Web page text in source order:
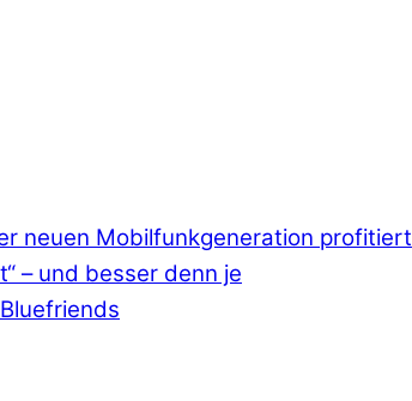
neuen Mobilfunkgeneration profitiert
– und besser denn je